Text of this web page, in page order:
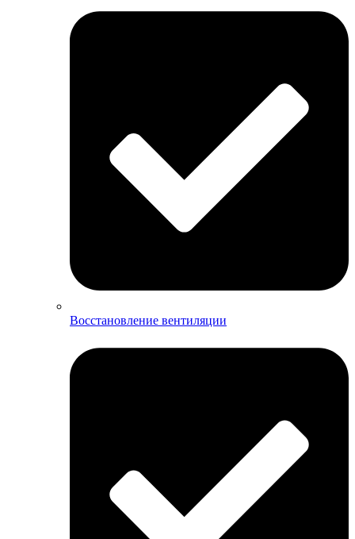
Восстановление вентиляции